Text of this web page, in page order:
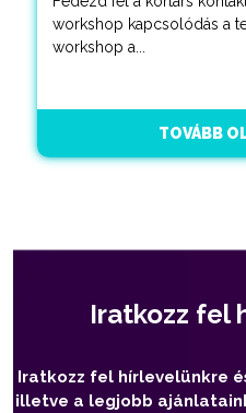
workshop kapcsolódás a
workshop a...
TOVÁBB
Iratkozz fel
Iratkozz fel hírlevelünkre
illetve a legjobb